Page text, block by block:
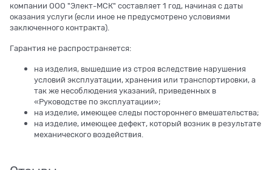
компании ООО "Элект-МСК" составляет 1 год, начиная с даты
оказания услуги (если иное не предусмотрено условиями
заключенного контракта).
Гарантия не распространяется:
на изделия, вышедшие из строя вследствие нарушения
условий эксплуатации, хранения или транспортировки, а
так же несоблюдения указаний, приведенных в
«Руководстве по эксплуатации»;
на изделие, имеющее следы постороннего вмешательства;
на изделие, имеющее дефект, который возник в результате
механического воздействия.